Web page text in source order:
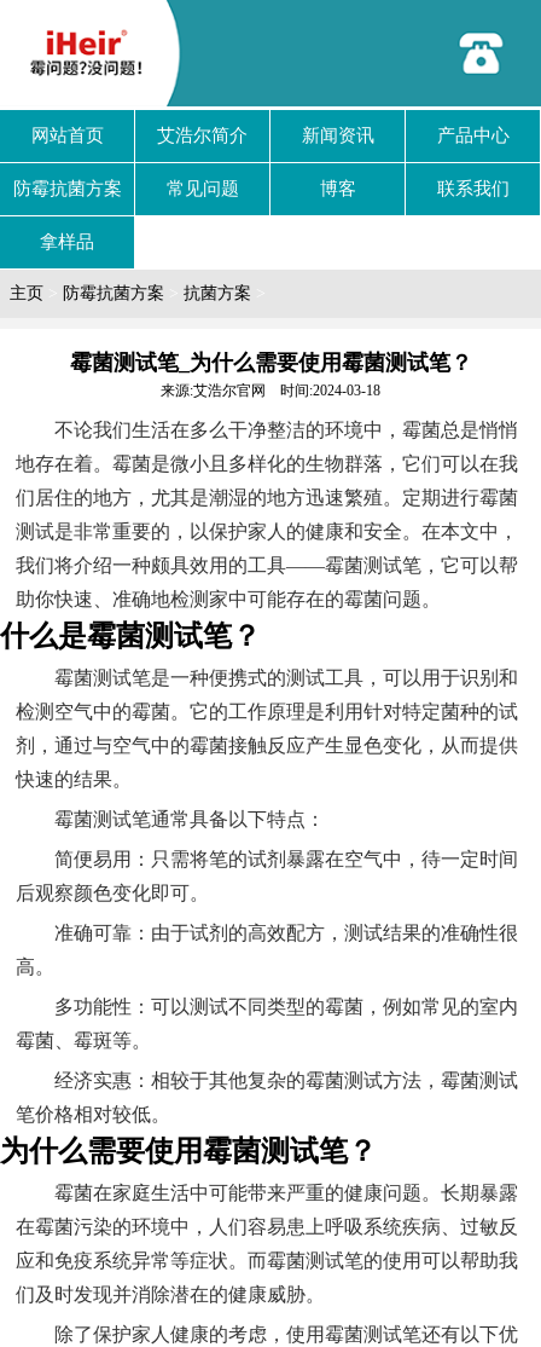
网站首页 艾浩尔简介 新闻资讯 产品中心
防霉抗菌方案 常见问题 博客 联系我们
拿样品
主页 防霉抗菌方案 抗菌方案
霉菌测试笔_为什么需要使用霉菌测试笔？
来源:艾浩尔官网 时间:2024-03-18
不论我们生活在多么干净整洁的环境中，霉菌总是悄悄
地存在着。霉菌是微小且多样化的生物群落，它们可以在我
们居住的地方，尤其是潮湿的地方迅速繁殖。定期进行霉菌
测试是非常重要的，以保护家人的健康和安全。在本文中，
我们将介绍一种颇具效用的工具——霉菌测试笔，它可以帮
助你快速、准确地检测家中可能存在的霉菌问题。
什么是霉菌测试笔？
霉菌测试笔是一种便携式的测试工具，可以用于识别和
检测空气中的霉菌。它的工作原理是利用针对特定菌种的试
剂，通过与空气中的霉菌接触反应产生显色变化，从而提供
快速的结果。
霉菌测试笔通常具备以下特点：
简便易用：只需将笔的试剂暴露在空气中，待一定时间
后观察颜色变化即可。
准确可靠：由于试剂的高效配方，测试结果的准确性很
高。
多功能性：可以测试不同类型的霉菌，例如常见的室内
霉菌、霉斑等。
经济实惠：相较于其他复杂的霉菌测试方法，霉菌测试
笔价格相对较低。
为什么需要使用霉菌测试笔？
霉菌在家庭生活中可能带来严重的健康问题。长期暴露
在霉菌污染的环境中，人们容易患上呼吸系统疾病、过敏反
应和免疫系统异常等症状。而霉菌测试笔的使用可以帮助我
们及时发现并消除潜在的健康威胁。
除了保护家人健康的考虑，使用霉菌测试笔还有以下优